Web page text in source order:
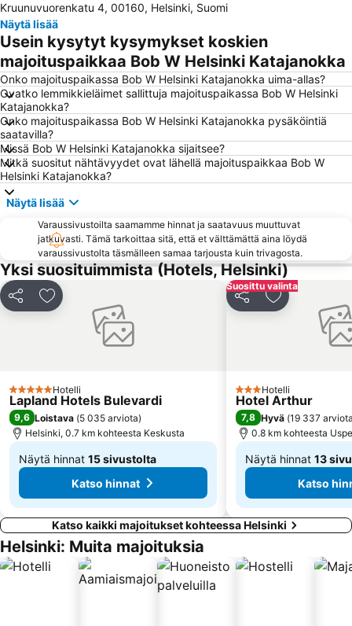
Vesipuisto Serena
Tikkurilan matkakeskus
Old Porvoo
Korkeasaari
Jumbo
Tuska Open Air Metal Festival
Länsisatama
Jätkäsaari
Kalasatama
Kaapelitehdas
Itis
Otaniemi
Kauppatori
Nuuksio National Park
Vuosaari
Herttoniemi
Shopping centre Iso Omena
Kallio Church
Finlandia Hall
Munkkiniemi
Lönnrotinkatu
Espoon rautatieasema
Sello Shopping Mall
Senaatintori
Töölönlahti Bay
Helsingin tuomiokirkko
Helsingin musiikkitalo
Finnish National Opera
Eteläsatama
Kruunuvuorenkatu 4, 00160, Helsinki, Suomi
Näytä lisää
Usein kysytyt kysymykset koskien
majoituspaikkaa Bob W Helsinki Katajanokka
Onko majoituspaikassa Bob W Helsinki Katajanokka uima-allas?
Ovatko lemmikkieläimet sallittuja majoituspaikassa Bob W Helsinki
Katajanokka?
Onko majoituspaikassa Bob W Helsinki Katajanokka pysäköintiä
saatavilla?
Missä Bob W Helsinki Katajanokka sijaitsee?
Mitkä suositut nähtävyydet ovat lähellä majoituspaikkaa Bob W
Helsinki Katajanokka?
Näytä lisää
Varaussivustoilta saamamme hinnat ja saatavuus muuttuvat
jatkuvasti. Tämä tarkoittaa sitä, että et välttämättä aina löydä
varaussivustolta täsmälleen samaa tarjousta kuin trivagosta.
Yksi suosituimmista (Hotels, Helsinki)
Jaa Lisää suosikkeihin
5 Tähtiluokitus
Hotelli
Lapland Hotels Bulevardi
9,6 Loistava (5 035 arviota)
Helsinki, 0.7 km kohteesta Keskusta
Näytä hinnat 15 sivustolta
Alkaen
113 € Katso hinnat
Suosittu valinta
Jaa Lisää
3 Tähtiluokitus
Hotelli
Hotel Arthur
7,8 Hyvä (19 337
0.8 km kohteesta
Näytä hinnat 13
Alkaen
76 € Katso
Katso kaikki majoitukset kohteessa Helsinki
Helsinki: Muita majoituksia